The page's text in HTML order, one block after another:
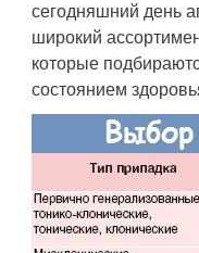
сегодняшний день
широкий
которые
состоянием